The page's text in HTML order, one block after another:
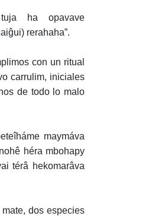
ha opavave
rerahaha”.
con un ritual
carrulim, iniciales
de todo lo malo
maymáva
héra mbohapy
térâ hekomarâva
dos especies